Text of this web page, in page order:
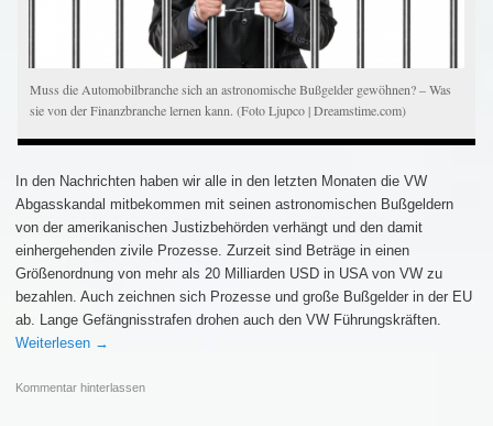
Muss die Automobilbranche sich an astronomische Bußgelder gewöhnen? – Was
sie von der Finanzbranche lernen kann. (Foto Ljupco | Dreamstime.com)
In den Nachrichten haben wir alle in den letzten Monaten die VW
Abgasskandal mitbekommen mit seinen astronomischen Bußgeldern
von der amerikanischen Justizbehörden verhängt und den damit
einhergehenden zivile Prozesse. Zurzeit sind Beträge in einen
Größenordnung von mehr als 20 Milliarden USD in USA von VW zu
bezahlen. Auch zeichnen sich Prozesse und große Bußgelder in der EU
ab. Lange Gefängnisstrafen drohen auch den VW Führungskräften.
Weiterlesen →
Kommentar hinterlassen